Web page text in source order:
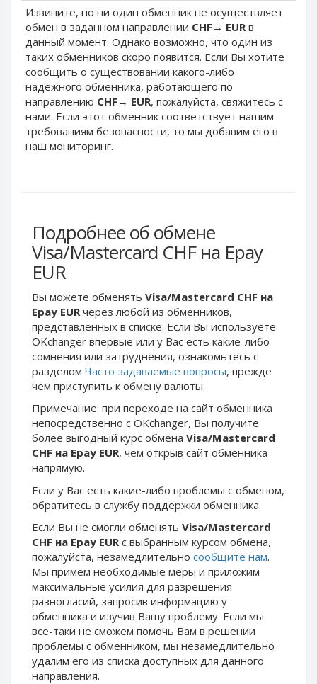
Извините, но ни один обменник не осуществляет
обмен в заданном направлении CHF → EURв
данный момент. Однако возможно, что один из
таких обменников скоро появится. Если Вы хотите
сообщить о существовании какого-либо
надежного обменника, работающего по
направлению CHF → EUR, пожалуйста, свяжитесь с
нами. Если этот обменник соответствует нашим
требованиям безопасности, то мы добавим его в
наш мониторинг.
Подробнее об обмене
Visa/Mastercard CHF на Epay
EUR
Вы можете обменять Visa/Mastercard CHF на
Epay EUR через любой из обменников,
представленных в списке. Если Вы используете
OKchanger впервые или у Вас есть какие-либо
сомнения или затруднения, ознакомьтесь с
разделом Часто задаваемые вопросы, прежде
чем приступить к обмену валюты.
Примечание: при переходе на сайт обменника
непосредственно c OKchanger, Вы получите
более выгодный курс обмена Visa/Mastercard
CHF на Epay EUR, чем открыв сайт обменника
напрямую.
Если у Вас есть какие-либо проблемы с обменом,
обратитесь в службу поддержки обменника.
Если Вы не смогли обменять Visa/Mastercard
CHF на Epay EURс выбранным курсом обмена,
пожалуйста, незамедлительно сообщите нам.
Мы примем необходимые меры и приложим
максимальные усилия для разрешения
разногласий, запросив информацию у
обменника и изучив Вашу проблему. Если мы
все-таки не сможем помочь Вам в решении
проблемы c обменником, мы незамедлительно
удалим его из списка доступных для данного
направления.
PayPal SEK
PayPal CHF
PayPal MYR
Webmoney WMZ
Webmoney WMR
Webmoney WME
Webmoney WMU
Webmoney WMK
Skril USD
Skril EUR
Skril INR
Skril PLN
Skril GBP
Skril AUD
Skril NOK
Skril SEK
Paxum EUR
Epay USD
Phone Balance UAH
Phone Balance AMD
Neteller USD
Neteller EUR
Neteller INR
Neteller PLN
Neteller GBP
Neteller NOK
Neteller SEK
PayPal SEK
PayPal CHF
PayPal MYR
Webmoney WMZ
Webmoney WMR
Webmoney WME
Webmoney WMU
Skril USD
Skril EUR
Skril PLN
Skril GBP
Skril AUD
Skril NOK
Skril SEK
Paxum EUR
Epay USD
Phone Balance UAH
Phone Balance AMD
Neteller USD
Neteller EUR
Neteller INR
Neteller PLN
Neteller GBP
Neteller NOK
Neteller SEK